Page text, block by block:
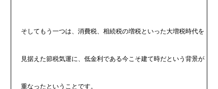
そしてもう一つは、消費税、相続税の増税といった大増税時代を
見据えた節税気運に、低金利である今こそ建て時だという背景が
重なったということです。